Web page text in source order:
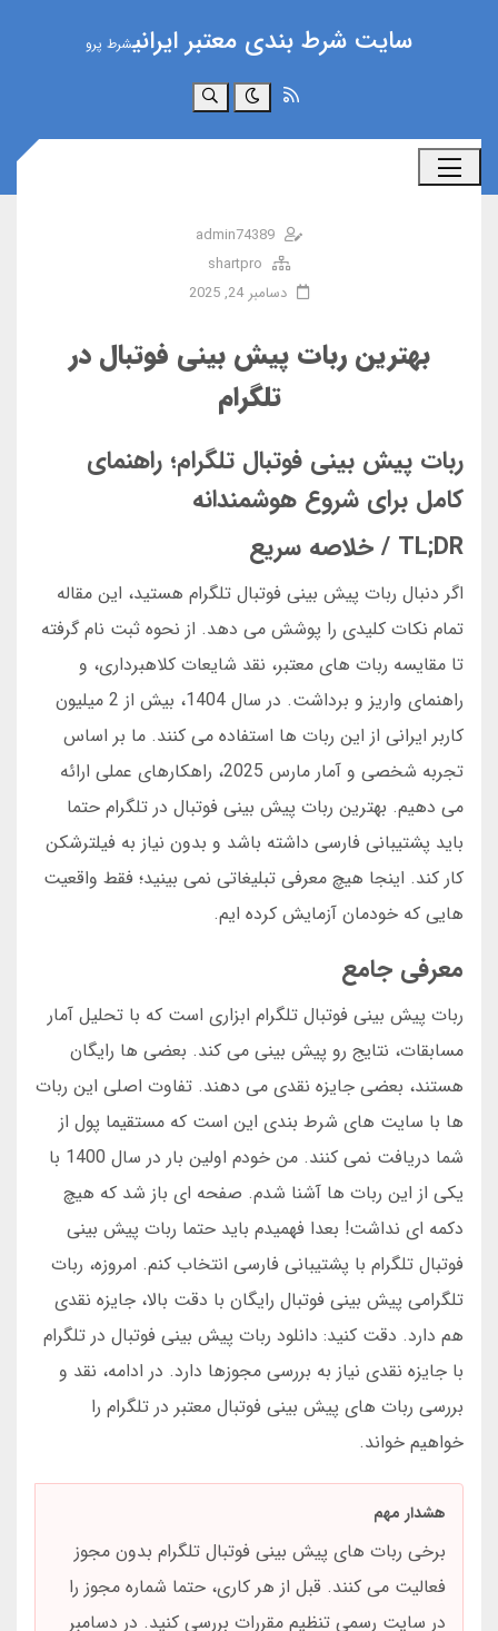
سایت شرط بندی معتبر ایرانیشرط پرو
جستجو
admin74389
shartpro
دسامبر 24, 2025
بهترین ربات پیش‌ بینی فوتبال در
تلگرام
ربات پیش بینی فوتبال تلگرام؛ راهنمای
کامل برای شروع هوشمندانه
TL;DR / خلاصه سریع
اگر دنبال ربات پیش بینی فوتبال تلگرام هستید، این مقاله
تمام نکات کلیدی را پوشش می دهد. از نحوه ثبت نام گرفته
تا مقایسه ربات های معتبر، نقد شایعات کلاهبرداری، و
راهنمای واریز و برداشت. در سال 1404، بیش از 2 میلیون
کاربر ایرانی از این ربات ها استفاده می کنند. ما بر اساس
تجربه شخصی و آمار مارس 2025، راهکارهای عملی ارائه
می دهیم. بهترین ربات پیش بینی فوتبال در تلگرام حتما
باید پشتیبانی فارسی داشته باشد و بدون نیاز به فیلترشکن
کار کند. اینجا هیچ معرفی تبلیغاتی نمی بینید؛ فقط واقعیت
هایی که خودمان آزمایش کرده ایم.
معرفی جامع
ربات پیش بینی فوتبال تلگرام ابزاری است که با تحلیل آمار
مسابقات، نتایج رو پیش بینی می کند. بعضی ها رایگان
هستند، بعضی جایزه نقدی می دهند. تفاوت اصلی این ربات
ها با سایت های شرط بندی این است که مستقیما پول از
شما دریافت نمی کنند. من خودم اولین بار در سال 1400 با
یکی از این ربات ها آشنا شدم. صفحه ای باز شد که هیچ
دکمه ای نداشت! بعدا فهمیدم باید حتما ربات پیش بینی
فوتبال تلگرام با پشتیبانی فارسی انتخاب کنم. امروزه، ربات
تلگرامی پیش بینی فوتبال رایگان با دقت بالا، جایزه نقدی
هم دارد. دقت کنید: دانلود ربات پیش بینی فوتبال در تلگرام
با جایزه نقدی نیاز به بررسی مجوزها دارد. در ادامه، نقد و
بررسی ربات های پیش بینی فوتبال معتبر در تلگرام را
خواهیم خواند.
هشدار مهم
برخی ربات های پیش بینی فوتبال تلگرام بدون مجوز
فعالیت می کنند. قبل از هر کاری، حتما شماره مجوز را
در سایت رسمی تنظیم مقررات بررسی کنید. در دسامبر